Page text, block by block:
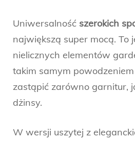
Uniwersalność szerokich
największą super mocą. To
nielicznych elementów
takim samym
zastąpić zarówno garnitur,
dżinsy.
W wersji uszytej z